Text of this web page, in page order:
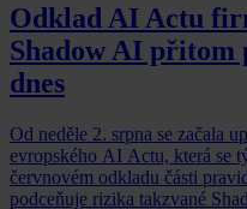
Odklad AI Actu
Shadow AI přitom
dnes
Od neděle 2. srpna se začala
evropského AI Actu, která se
červnovém odkladu části
podceňuje rizika takzvané